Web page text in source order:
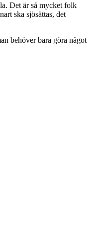
Det är så mycket folk
ska sjösättas, det
behöver bara göra något